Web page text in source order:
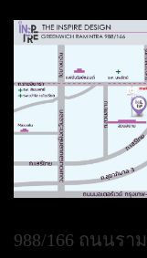
988/166 ถนนรา